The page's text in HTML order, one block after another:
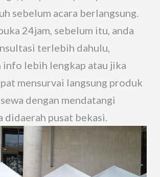
sebelum acara berlangsung.
24jam, sebelum itu, anda
terlebih dahulu,
info lebih lengkap atau jika
mensurvai langsung produk
dengan mendatangi
didaerah pusat bekasi.